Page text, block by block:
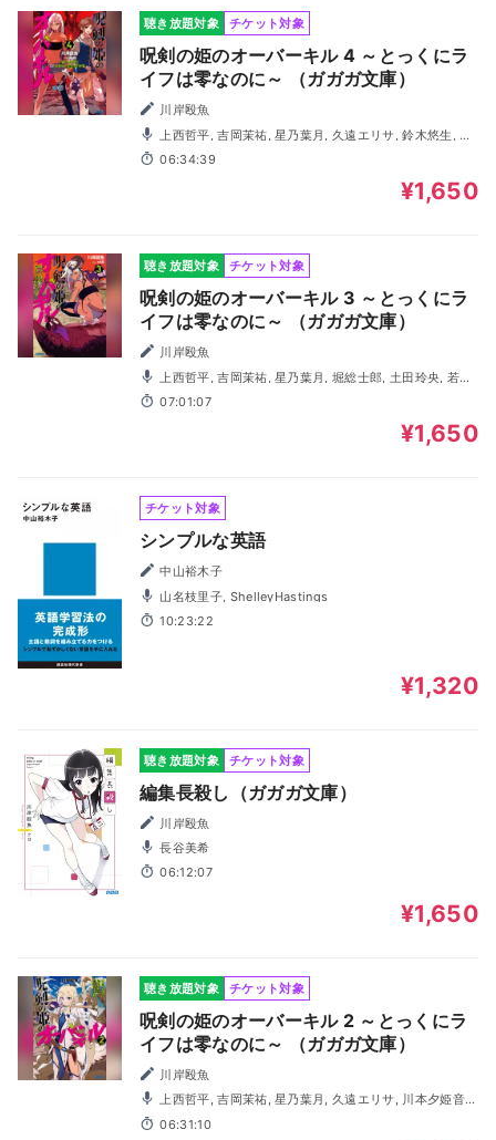
聴き放題対象 チケット対象
呪剣の姫のオーバーキル 4 ～とっくにラ
イフは零なのに～ （ガガガ文庫）
川岸殴魚
田玲央, 若林佑, 真生龍聖
06:34:39
¥1,650
聴き放題対象 チケット対象
呪剣の姫のオーバーキル 3 ～とっくにラ
イフは零なのに～ （ガガガ文庫）
川岸殴魚
佑, 鈴木悠生, 園田れい, 百瀬絵理
07:01:07
¥1,650
チケット対象
シンプルな英語
中山裕木子
山名枝里子, ShelleyHastings
10:23:22
¥1,320
聴き放題対象 チケット対象
編集長殺し（ガガガ文庫）
川岸殴魚
長谷美希
06:12:07
¥1,650
聴き放題対象 チケット対象
呪剣の姫のオーバーキル 2 ～とっくにラ
イフは零なのに～ （ガガガ文庫）
川岸殴魚
上西哲平, 吉岡茉祐, 星乃葉月, 久遠エリサ, 川本夕姫音,
土田玲央, 若林佑, 百瀬絵理, 齋藤峻
06:31:10